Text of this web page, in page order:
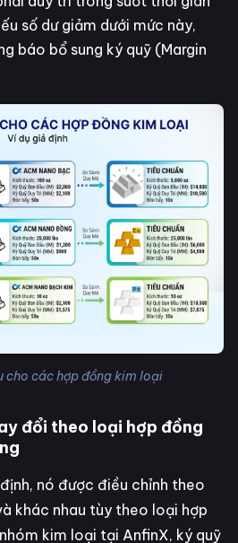
số dư giảm dưới mức này,
báo bổ sung ký quỹ (Margin
cho các hợp đồng kim loại
đổi theo loại hợp đồng
nó được điều chỉnh theo
khác nhau tùy theo loại hợp
kim loại tại AnfinX, ký quỹ